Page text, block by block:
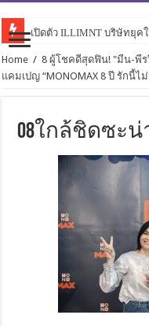
เปิดตัว ILLIMNT บริษัทยุค
Home / 8 ผู้โชคดีสุดฟิน! "มีน-พี
แคมเปญ “MONOMAX 8 ปี รักนี้ไ
08ใกล้ชิดซะน่